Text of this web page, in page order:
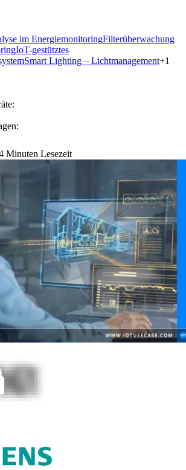
im EnergiemonitoringFilterüberwachung
IoT-gestütztes
Smart Lighting – Lichtmanagement+1
Minuten Lesezeit